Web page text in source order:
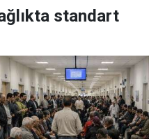
standart